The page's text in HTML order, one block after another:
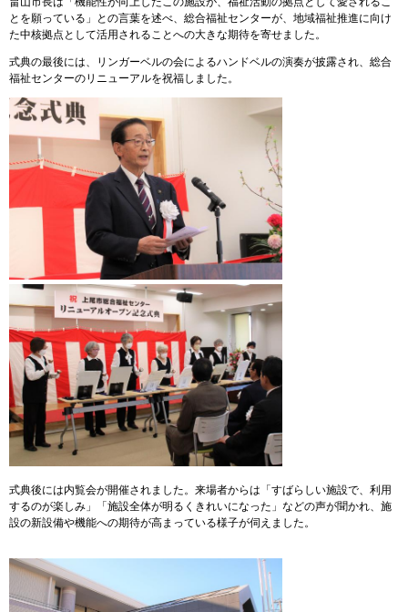
とを願っている」との言葉を述べ、総合福祉センターが、地域福祉推進に向け
た中核拠点として活用されることへの大きな期待を寄せました。
式典の最後には、リンガーベルの会によるハンドベルの演奏が披露され、総合
福祉センターのリニューアルを祝福しました。
式典後には内覧会が開催されました。来場者からは「すばらしい施設で、利用
するのが楽しみ」「施設全体が明るくきれいになった」などの声が聞かれ、施
設の新設備や機能への期待が高まっている様子が伺えました。